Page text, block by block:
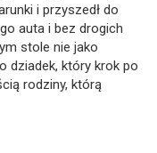
i przyszedł do
auta i bez drogich
stole nie jako
dziadek, który krok po
rodziny, którą